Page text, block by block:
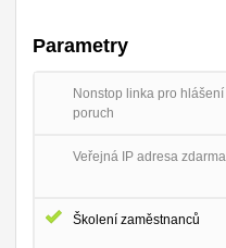
Parametry
Nonstop linka pro hlášení
poruch
Veřejná IP adresa zdarma
Školení zaměstnanců